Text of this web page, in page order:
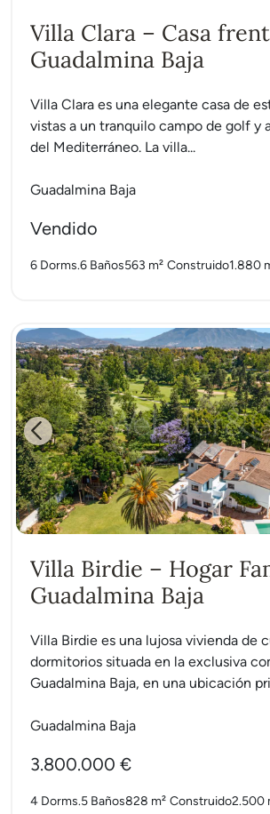
Villa Clara – Casa
Guadalmina Baja
Villa Clara es una elegante casa de
vistas a un tranquilo campo de golf y
del Mediterráneo. La villa...
Guadalmina Baja
Vendido
6 Dorms.6 Baños563 m² Construido1.880
Previous
Villa Birdie – Hogar
Guadalmina Baja
Villa Birdie es una lujosa vivienda de
dormitorios situada en la exclusiva
Guadalmina Baja, en una ubicación
Guadalmina Baja
3.800.000 €
4 Dorms.5 Baños828 m² Construido2.500